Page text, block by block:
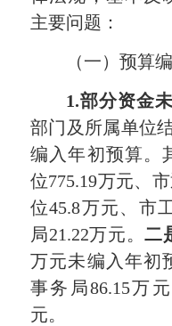
主要问题：
（一）预算
1.部分资金
部门及所属单位
编入年初预算。
位775.19万元、
位45.8万元、市
局21.22万元。二
万元未编入年初
事务局86.15万
元。